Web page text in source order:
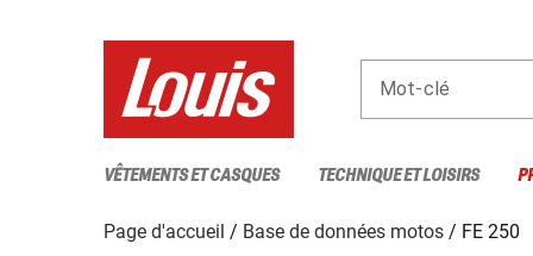
Mot-clé
VÊTEMENTS ET CASQUES TECHNIQUE ET LOISIRS
Page d'accueil Base de données motos
FE 250